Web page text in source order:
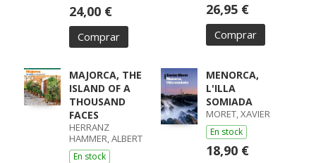
24,00 €
Comprar
26,95 €
Comprar
MAJORCA, THE
ISLAND OF A
THOUSAND
FACES
HERRANZ
HAMMER, ALBERT
En stock
MENORCA,
L'ILLA
SOMIADA
MORET, XAVIER
En stock
18,90 €